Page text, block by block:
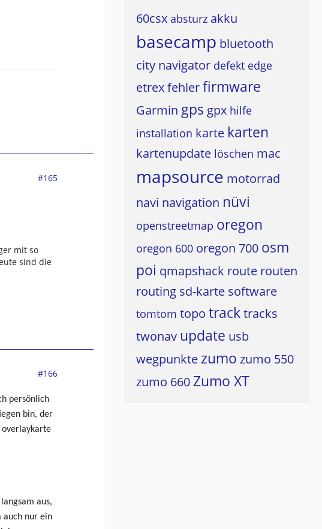
#165
mit so
sind die
#166
persönlich
bin, der
overlaykarte
aus,
auch nur ein
60csx absturz akku
basecamp bluetooth
city navigator defekt edge
etrexfehlerfirmware
Garmin gps gpx hilfe
installation karte karten
kartenupdate löschen mac
mapsource motorrad
navi navigation nüvi
openstreetmap oregon
oregon 600 oregon 700 osm
poi qmapshack route routen
routing sd-karte software
tomtom topo tracktracks
twonav update usb
wegpunkte zumo zumo 550
zumo 660 Zumo XT